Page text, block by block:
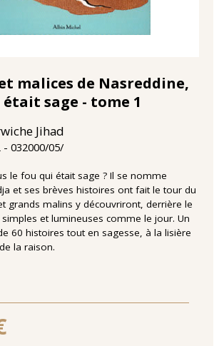
malices de Nasreddine,
sage - tome 1
Jihad
03‏/05‏/2000
le fou qui était sage ? Il se nomme
et ses brèves histoires ont fait le tour du
grands malins y découvriront, derrière le
et lumineuses comme le jour. Un
60 histoires tout en sagesse, à la lisière
la raison.